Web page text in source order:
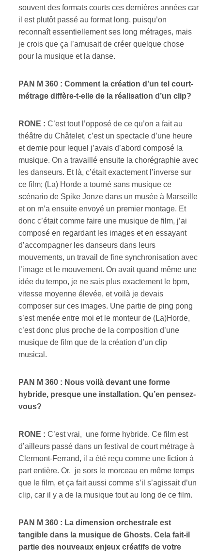
souvent des formats courts ces dernières années car
il est plutôt passé au format long, puisqu’on
reconnaît essentiellement ses long métrages, mais
je crois que ça l’amusait de créer quelque chose
pour la musique et la danse.
PAN M 360 : Comment la création d’un tel court-
métrage diffère-t-elle de la réalisation d’un clip?
RONE : C’est tout l’opposé de ce qu’on a fait au
théâtre du Châtelet, c’est un spectacle d’une heure
et demie pour lequel j’avais d’abord composé la
musique. On a travaillé ensuite la chorégraphie avec
les danseurs. Et là, c’était exactement l’inverse sur
ce film; (La) Horde a tourné sans musique ce
scénario de Spike Jonze dans un musée à Marseille
et on m’a ensuite envoyé un premier montage. Et
donc c’était comme faire une musique de film, j’ai
composé en regardant les images et en essayant
d’accompagner les danseurs dans leurs
mouvements, un travail de fine synchronisation avec
l’image et le mouvement. On avait quand même une
idée du tempo, je ne sais plus exactement le bpm,
vitesse moyenne élevée, et voilà je devais
composer sur ces images. Une partie de ping pong
s’est menée entre moi et le monteur de (La)Horde,
c’est donc plus proche de la composition d’une
musique de film que de la création d’un clip
musical.
PAN M 360 : Nous voilà devant une forme
hybride, presque une installation. Qu’en pensez-
vous?
RONE : C’est vrai, une forme hybride. Ce film est
d’ailleurs passé dans un festival de court métrage à
Clermont-Ferrand, il a été reçu comme une fiction à
part entière. Or, je sors le morceau en même temps
que le film, et ça fait aussi comme s’il s’agissait d’un
clip, car il y a de la musique tout au long de ce film.
PAN M 360 : La dimension orchestrale est
tangible dans la musique de Ghosts. Cela fait-il
partie des nouveaux enjeux créatifs de votre